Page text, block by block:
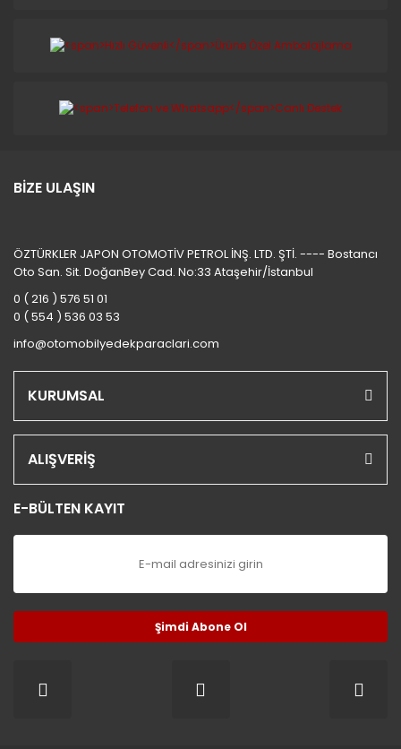
BİZE ULAŞIN
ÖZTÜRKLER JAPON OTOMOTİV PETROL İNŞ. LTD. ŞTİ. ---- Bostancı
Oto San. Sit. DoğanBey Cad. No:33 Ataşehir/İstanbul
0 ( 216 ) 576 51 01
0 ( 554 ) 536 03 53
info@otomobilyedekparaclari.com
KURUMSAL
ALIŞVERİŞ
E-BÜLTEN KAYIT
Şimdi Abone Ol